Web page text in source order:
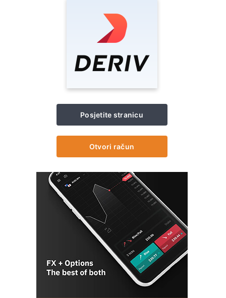
Posjetite stranicu
Otvori račun